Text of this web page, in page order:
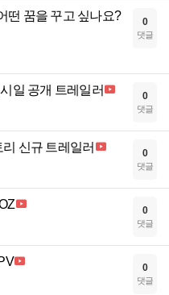
떤 꿈을 꾸고 싶나요? 0
댓글
일 공개 트레일러 0
댓글
신규 트레일러 0
댓글
0
댓글
0
댓글